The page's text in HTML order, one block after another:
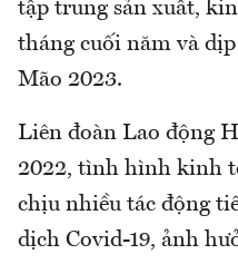
tập trung sản xuất,
tháng cuối năm và
Mão 2023.
Liên đoàn Lao động
2022, tình hình kinh
chịu nhiều tác động
dịch Covid-19, ảnh